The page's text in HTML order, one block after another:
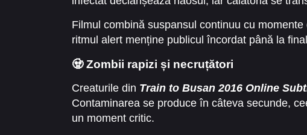
Filmul combină suspansul continuu cu
ritmul alert menține publicul încordat până la
🧟 Zombii rapizi și necruțători
Creaturile din Train to Busan 2016 Online
Contaminarea se produce în câteva secunde,
un moment critic.